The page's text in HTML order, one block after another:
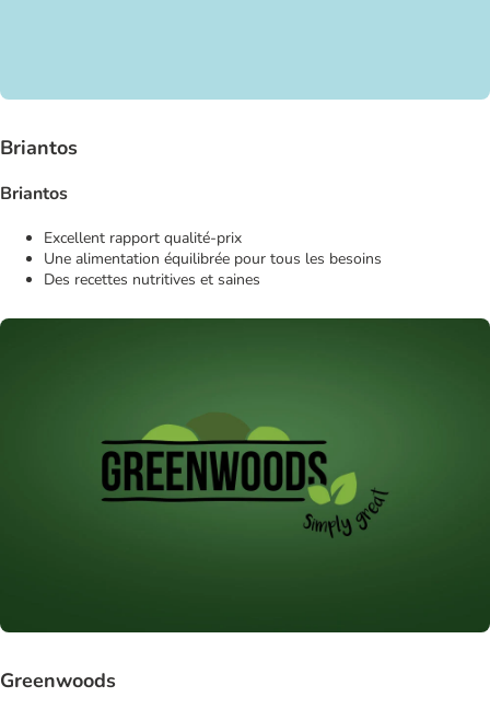
Briantos
Briantos
Excellent rapport qualité-prix
Une alimentation équilibrée pour tous les besoins
Des recettes nutritives et saines
Greenwoods